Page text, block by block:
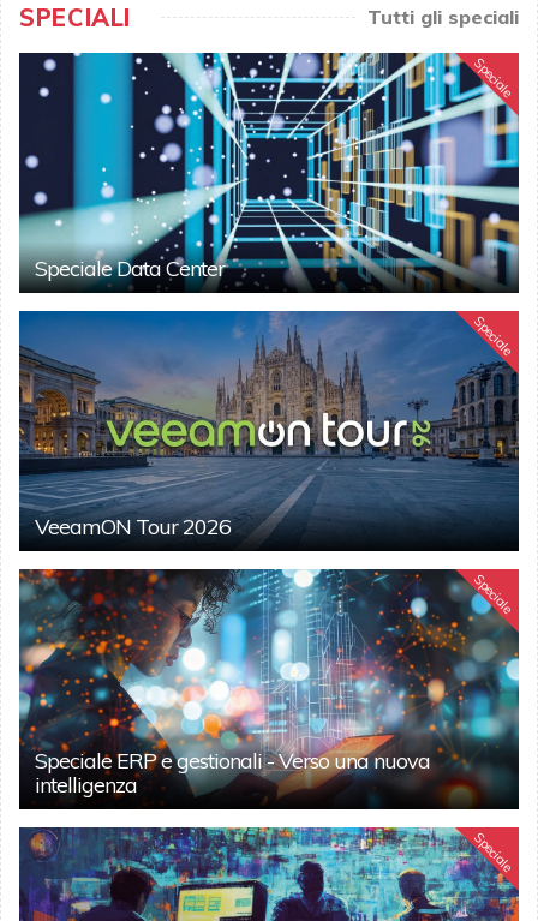
SPECIALI Tutti gli speciali
Speciale
Speciale Data Center
Speciale
VeeamON Tour 2026
Speciale
Speciale ERP e gestionali - Verso una nuova
intelligenza
Speciale